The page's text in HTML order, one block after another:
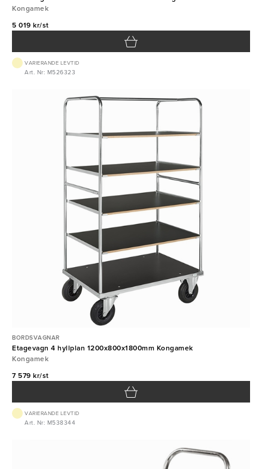
Kongamek
5 019 kr/st
VARIERANDE LEVTID
Art. Nr: M526323
BORDSVAGNAR
Etagevagn 4 hyllplan 1200x800x1800mm Kongamek
Kongamek
7 579 kr/st
VARIERANDE LEVTID
Art. Nr: M538344